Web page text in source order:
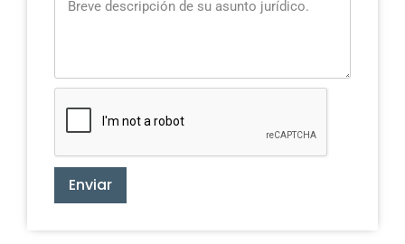
Enviar